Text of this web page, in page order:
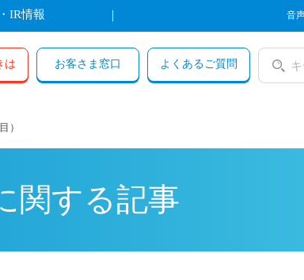
IR情報 音
は お客さま窓口 よくあるご質問
）
関する記事